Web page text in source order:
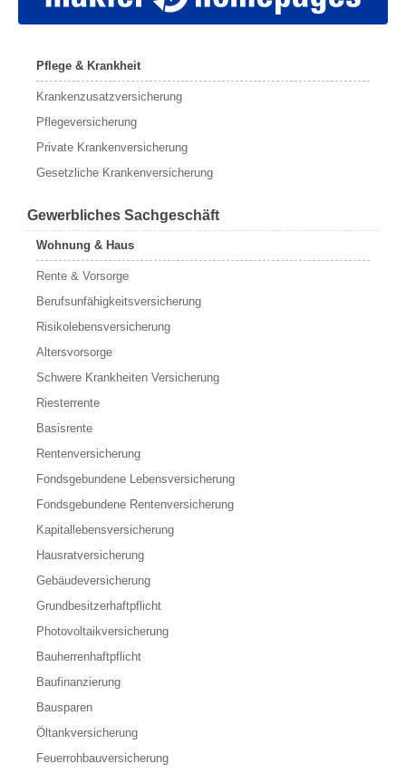
Pflege & Krankheit
Krankenzusatzversicherung
Pflegeversicherung
Private Krankenversicherung
Gesetzliche Krankenversicherung
Gewerbliches Sachgeschäft
Wohnung & Haus
Rente & Vorsorge
Berufs­unfähigkeitsversicherung
Risikolebensversicherung
Altersvorsorge
Schwere Krankheiten Versicherung
Riesterrente
Basisrente
Rentenversicherung
Fondsgebundene Lebensversicherung
Fondsgebundene Rentenversicherung
Kapitallebensversicherung
Hausratversicherung
Gebäudeversicherung
Grundbesitzerhaftpflicht
Photovoltaikversicherung
Bauherrenhaftpflicht
Baufinanzierung
Bausparen
Öltankversicherung
Feuerrohbauversicherung